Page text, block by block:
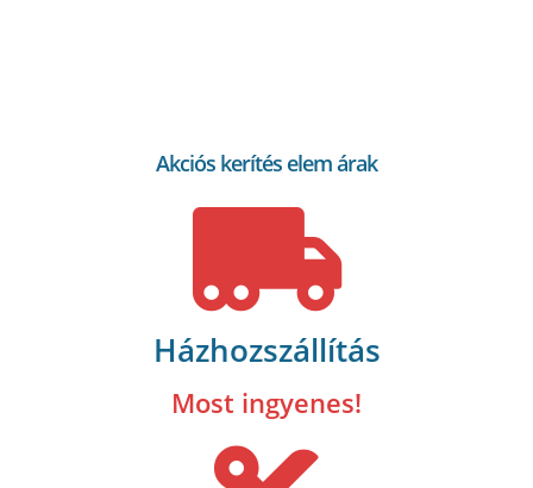
Akciós kerítés elem árak
Házhozszállítás
Most ingyenes!